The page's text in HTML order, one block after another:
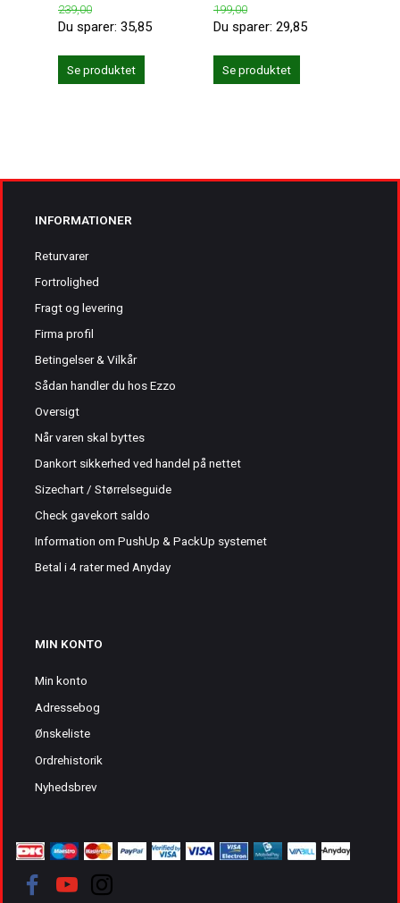
239,00
Du sparer: 35,85
Se produktet
199,00
Du sparer: 29,85
Se produktet
INFORMATIONER
Returvarer
Fortrolighed
Fragt og levering
Firma profil
Betingelser & Vilkår
Sådan handler du hos Ezzo
Oversigt
Når varen skal byttes
Dankort sikkerhed ved handel på nettet
Sizechart / Størrelseguide
Check gavekort saldo
Information om PushUp & PackUp systemet
Betal i 4 rater med Anyday
MIN KONTO
Min konto
Adressebog
Ønskeliste
Ordrehistorik
Nyhedsbrev